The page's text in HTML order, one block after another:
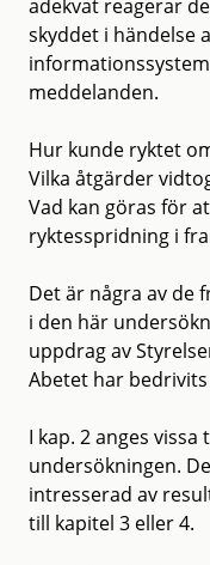
adekvat reagerar
skyddet i händelse
meddelanden.
Hur kunde ryktet
Vilka åtgärder
Vad kan göras för
ryktesspridning i
Det är några av de
i den här
uppdrag av
Abetet har
I kap. 2 anges
undersökningen.
intresserad av
till kapitel 3 eller 4.